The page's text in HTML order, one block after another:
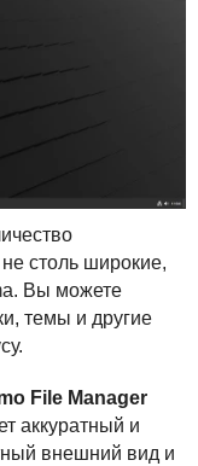
столь широкие,
Вы можете
темы и другие
File Manager
аккуратный и
внешний вид и